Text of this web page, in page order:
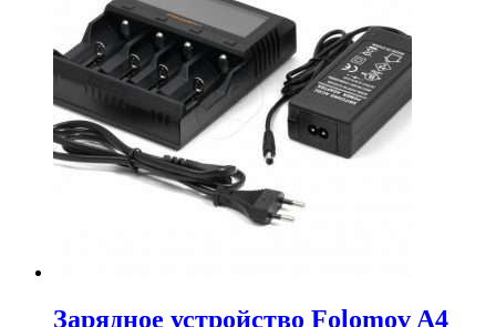
Зарядное устройство Folomov A4